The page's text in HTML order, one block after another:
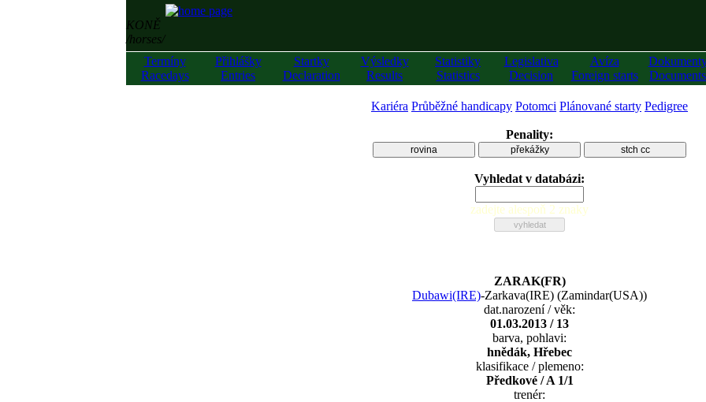
KONĚ
/horses/
Termíny
Racedays
Přihlášky
Entries
Startky
Declaration
Výsledky
Results
Statistiky
Statistics
Legislativa
Decision
Avíza
Foreign starts
Documents
Kariéra Průběžné handicapy Potomci Plánované starty Pedigree
Penality:
rovina překážky stch cc
Vyhledat v databázi:
zadejte alespoň 2 znaky
ZARAK(FR)
Dubawi(IRE)-Zarkava(IRE) (Zamindar(USA))
dat.narození / věk:
01.03.2013 / 13
barva, pohlavi:
hnědák, Hřebec
klasifikace / plemeno:
Předkové / A 1/1
trenér: